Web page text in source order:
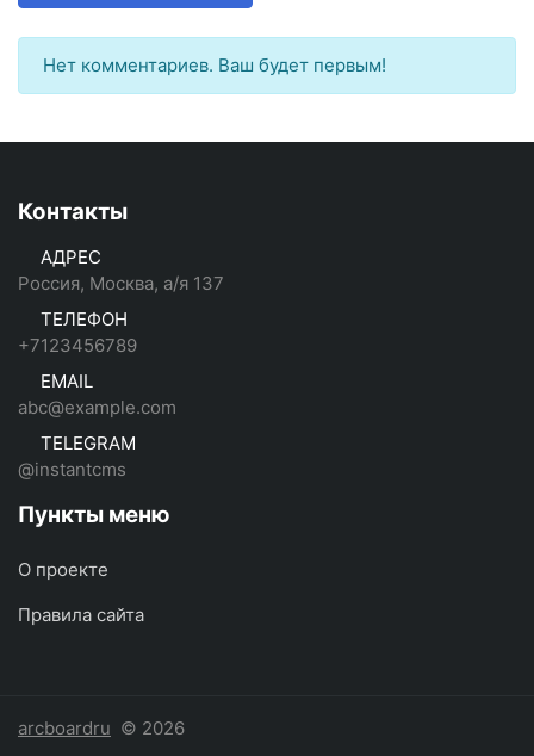
Нет комментариев. Ваш будет первым!
Контакты
АДРЕС
Россия, Москва, а/я 137
ТЕЛЕФОН
+7123456789
EMAIL
abc@example.com
TELEGRAM
@instantcms
Пункты меню
О проекте
Правила сайта
arcboardru © 2026